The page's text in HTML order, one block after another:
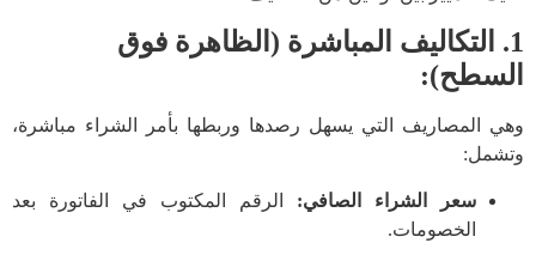
1. التكاليف المباشرة (الظاهرة فوق
السطح):
وهي المصاريف التي يسهل رصدها وربطها بأمر الشراء مباشرة،
وتشمل:
سعر الشراء الصافي: الرقم المكتوب في الفاتورة بعد
الخصومات.